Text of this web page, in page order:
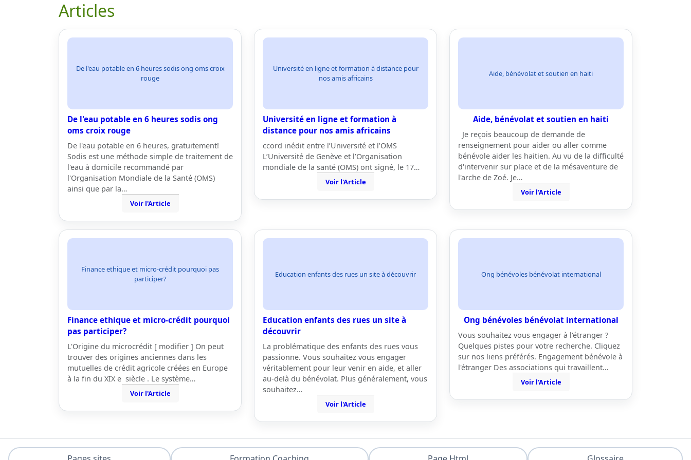
Articles
De l'eau potable en 6 heures sodis ong oms croix
rouge
De l'eau potable en 6 heures sodis ong
oms croix rouge
De l'eau potable en 6 heures, gratuitement!
Sodis est une méthode simple de traitement de
l'eau à domicile recommandé par
l'Organisation Mondiale de la Santé (OMS)
ainsi que par la…
Voir l'Article
Université en ligne et formation à distance pour
nos amis africains
Université en ligne et formation à
distance pour nos amis africains
ccord inédit entre l’Université et l’OMS
L’Université de Genève et l’Organisation
mondiale de la santé (OMS) ont signé, le 17…
Voir l'Article
Aide, bénévolat et soutien en haiti
Aide, bénévolat et soutien en haiti
Je reçois beaucoup de demande de
renseignement pour aider ou aller comme
bénévole aider les haitien. Au vu de la difficulté
d'intervenir sur place et de la mésaventure de
l'arche de Zoé. Je…
Voir l'Article
Finance ethique et micro-crédit pourquoi pas
participer?
Finance ethique et micro-crédit pourquoi
pas participer?
L'Origine du microcrédit [ modifier ] On peut
trouver des origines anciennes dans les
mutuelles de crédit agricole créées en Europe
à la fin du XIX e siècle . Le système…
Voir l'Article
Education enfants des rues un site à découvrir
Education enfants des rues un site à
découvrir
La problématique des enfants des rues vous
passionne. Vous souhaitez vous engager
véritablement pour leur venir en aide, et aller
au-delà du bénévolat. Plus généralement, vous
souhaitez…
Voir l'Article
Ong bénévoles bénévolat international
Ong bénévoles bénévolat international
Vous souhaitez vous engager à l'étranger ?
Quelques pistes pour votre recherche. Cliquez
sur nos liens préférés. Engagement bénévole à
l'étranger Des associations qui travaillent…
Voir l'Article